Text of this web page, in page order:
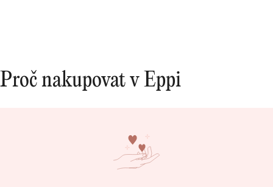
Proč nakupovat v Eppi